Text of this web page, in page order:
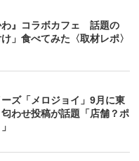
わ』コラボカフェ 話題の
け」食べてみた〈取材レポ〉
ズ「メロジョイ」9月に東
わせ投稿が話題「店舗？ポ